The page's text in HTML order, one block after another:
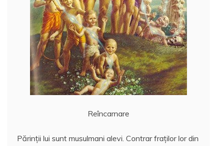
Reîncarnare
Părinţii lui sunt musulmani alevi. Contrar fraţilor lor din